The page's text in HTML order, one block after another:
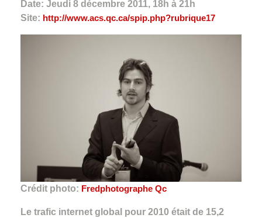
Date: Jeudi 8 décembre 2011, 18h à 21h
Site: http://www.acs.qc.ca/spip.php?rubrique17
Crédit photo: Fredphotographe Qc
Le trafic internet global pour 2010 était de 15,2